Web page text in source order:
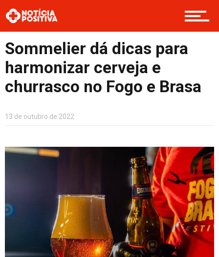
Boas Ações
Opinião
Entretenimento
Sommelier dá dicas para
harmonizar cerveja e
churrasco no Fogo e Brasa
13 de outubro de 2022